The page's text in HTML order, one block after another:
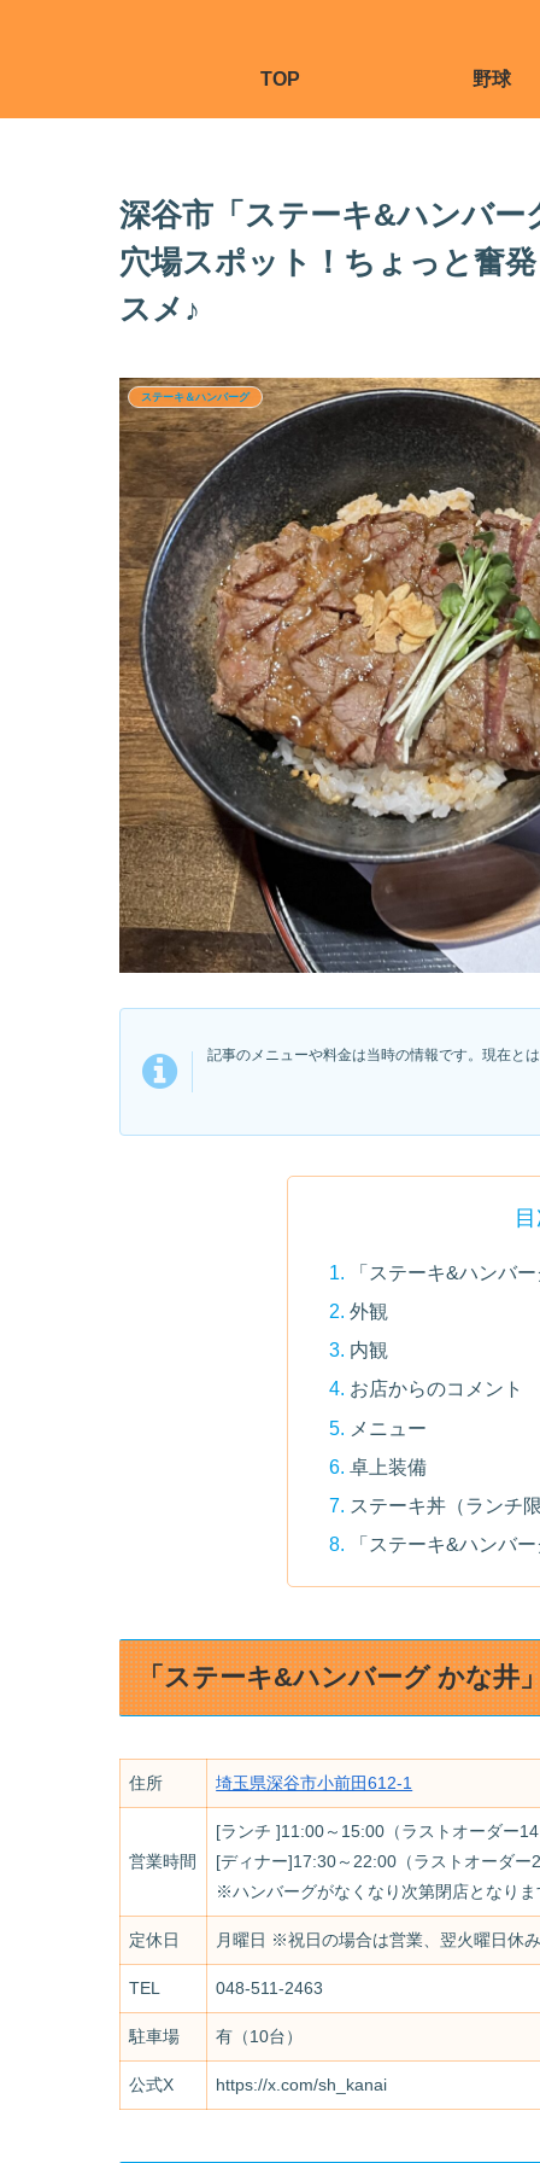
TOP 野球
深谷市「ステーキ&ハンバ
穴場スポット！ちょっと奮
スメ♪
ステーキ＆ハンバーグ
記事のメニューや料金は当時の情報です。現在と
「ステーキ&ハンバ
外観
内観
お店からのコメント
メニュー
卓上装備
ステーキ丼（ランチ
「ステーキ&ハンバ
「ステーキ&ハンバーグ かな井
住所 埼玉県深谷市小前田612-1
営業時間
[ランチ ]11:00～15:00（ラストオーダー
[ディナー]17:30～22:00（ラスト
※ハンバーグがなくなり次第閉店となりま
定休日 月曜日 ※祝日の場合は営業、翌火曜日休
TEL 048-511-2463
駐車場 有（10台）
公式X https://x.com/sh_kanai